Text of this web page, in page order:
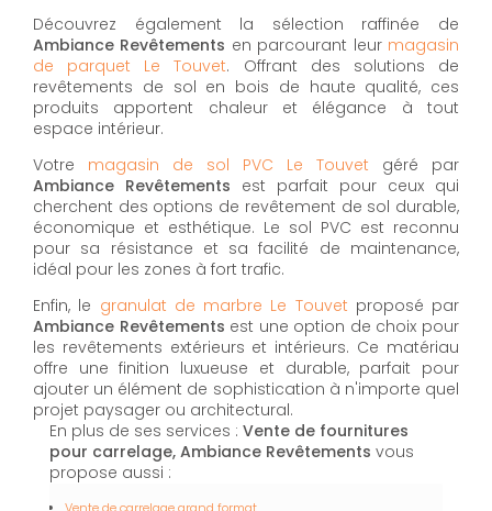
Découvrez également la sélection raffinée de
Ambiance Revêtements en parcourant leur magasin
de parquet Le Touvet. Offrant des solutions de
revêtements de sol en bois de haute qualité, ces
produits apportent chaleur et élégance à tout
espace intérieur.
Votre magasin de sol PVC Le Touvet géré par
Ambiance Revêtements est parfait pour ceux qui
cherchent des options de revêtement de sol durable,
économique et esthétique. Le sol PVC est reconnu
pour sa résistance et sa facilité de maintenance,
idéal pour les zones à fort trafic.
Enfin, le granulat de marbre Le Touvet proposé par
Ambiance Revêtements est une option de choix pour
les revêtements extérieurs et intérieurs. Ce matériau
offre une finition luxueuse et durable, parfait pour
ajouter un élément de sophistication à n'importe quel
projet paysager ou architectural.
En plus de ses services : Vente de fournitures
pour carrelage, Ambiance Revêtements vous
propose aussi :